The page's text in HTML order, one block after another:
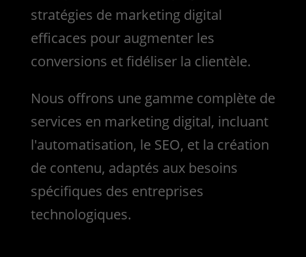
stratégies de marketing digital
efficaces pour augmenter les
conversions et fidéliser la clientèle.
Nous offrons une gamme complète de
services en marketing digital, incluant
l'automatisation, le SEO, et la création
de contenu, adaptés aux besoins
spécifiques des entreprises
technologiques.